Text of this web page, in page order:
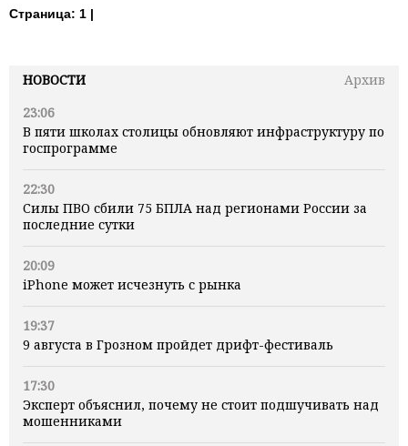
НОВОСТИ
Архив
23:06
В пяти школах столицы обновляют инфраструктуру по
госпрограмме
22:30
Силы ПВО сбили 75 БПЛА над регионами России за
последние сутки
20:09
iPhone может исчезнуть с рынка
19:37
9 августа в Грозном пройдет дрифт-фестиваль
17:30
Эксперт объяснил, почему не стоит подшучивать над
мошенниками
Страница: 1 |